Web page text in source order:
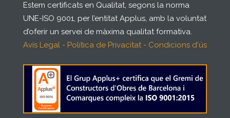
Estem certificats en Qualitat, segons la norma
UNE-ISO 9001, per l’entitat Applus, amb la voluntat
d’oferir un servei de màxima qualitat formativa.
Avís Legal - Política de Privacitat - Condicions d'ús